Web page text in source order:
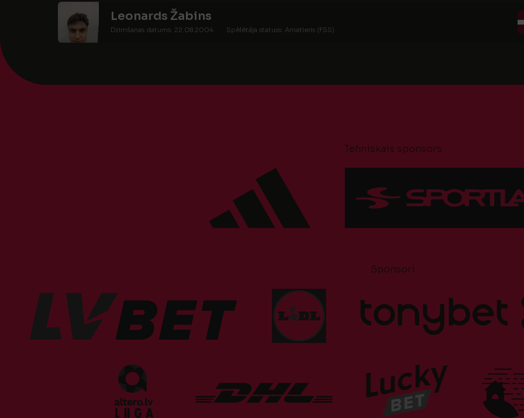
Leonards Žabins
Dzimšanas datums: 22.08.2004. Spēlētāja statuss: Amatieris (FSS)
Tehniskais sponsors
Sponsori